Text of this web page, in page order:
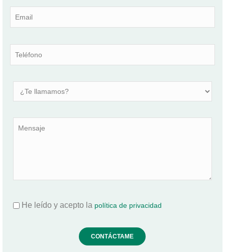
He leído y acepto la política de privacidad